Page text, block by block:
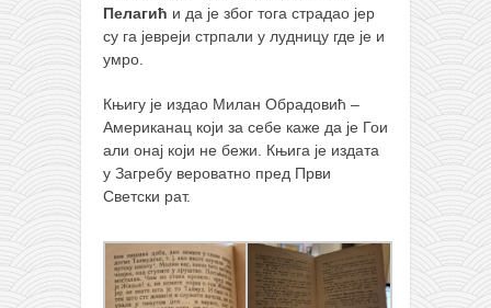
Пелагић и да је због тога страдао јер
су га јевреји стрпали у лудницу где је и
умро.
Књигу је издао Милан Обрадовић –
Американац који за себе каже да је Гои
али онај који не бежи. Књига је издата
у Загребу вероватно пред Први
Светски рат.